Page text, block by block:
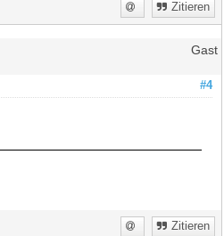
Zitieren
Gast
#4
Zitieren